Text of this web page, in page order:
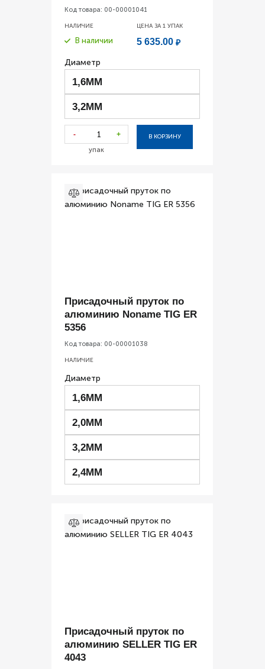
Код товара: 00-00001041
НАЛИЧИЕ
В наличии
ЦЕНА ЗА 1 УПАК
5 635.00 ₽
Диаметр
1,6ММ
3,2ММ
- +
упак
В КОРЗИНУ
Присадочный пруток по
алюминию Noname TIG ER
5356
Код товара: 00-00001038
НАЛИЧИЕ
Диаметр
1,6ММ
2,0ММ
3,2ММ
2,4ММ
Присадочный пруток по
алюминию SELLER TIG ER
4043